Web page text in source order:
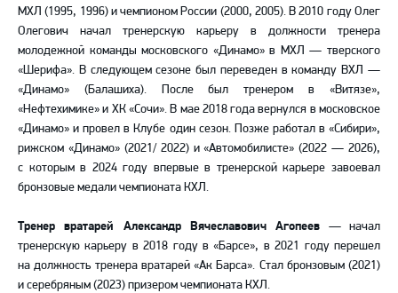
МХЛ (1995, 1996) и чемпионом России (2000, 2005). В 2010 году Олег
Олегович начал тренерскую карьеру в должности тренера
молодежной команды московского «Динамо» в МХЛ — тверского
«Шерифа». В следующем сезоне был переведен в команду ВХЛ —
«Динамо» (Балашиха). После был тренером в «Витязе»,
«Нефтехимике» и ХК «Сочи». В мае 2018 года вернулся в московское
«Динамо» и провел в Клубе один сезон. Позже работал в «Сибири»,
рижском «Динамо» (2021/ 2022) и «Автомобилисте» (2022 — 2026),
с которым в 2024 году впервые в тренерской карьере завоевал
бронзовые медали чемпионата КХЛ.
Тренер вратарей Александр Вячеславович Агопеев — начал
тренерскую карьеру в 2018 году в «Барсе», в 2021 году перешел
на должность тренера вратарей «Ак Барса». Стал бронзовым (2021)
и серебряным (2023) призером чемпионата КХЛ.